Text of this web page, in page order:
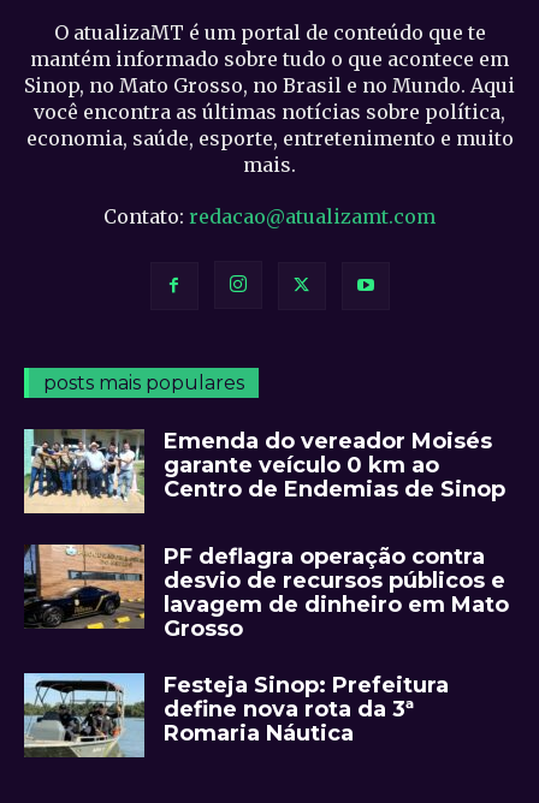
O atualizaMT é um portal de conteúdo que te
mantém informado sobre tudo o que acontece em
Sinop, no Mato Grosso, no Brasil e no Mundo. Aqui
você encontra as últimas notícias sobre política,
economia, saúde, esporte, entretenimento e muito
mais.
Contato: redacao@atualizamt.com
posts mais populares
Emenda do vereador Moisés
garante veículo 0 km ao
Centro de Endemias de Sinop
PF deflagra operação contra
desvio de recursos públicos e
lavagem de dinheiro em Mato
Grosso
Festeja Sinop: Prefeitura
define nova rota da 3ª
Romaria Náutica